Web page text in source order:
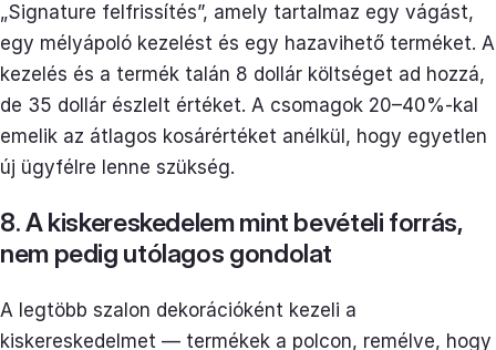
„Signature felfrissítés”, amely tartalmaz egy vágást,
egy mélyápoló kezelést és egy hazavihető terméket. A
kezelés és a termék talán 8 dollár költséget ad hozzá,
de 35 dollár észlelt értéket. A csomagok 20–40%-kal
emelik az átlagos kosárértéket anélkül, hogy egyetlen
új ügyfélre lenne szükség.
8. A kiskereskedelem mint bevételi forrás,
nem pedig utólagos gondolat
A legtöbb szalon dekorációként kezeli a
kiskereskedelmet — termékek a polcon, remélve, hogy